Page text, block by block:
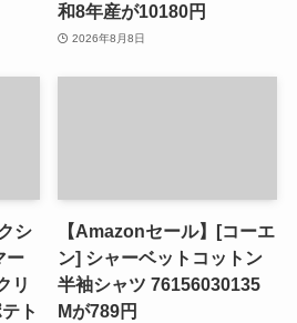
和8年産が10180円
2026年8月8日
シ
ー
リ
ト
【Amazonセール】[コーエ
ン] シャーベットコットン
半袖シャツ 76156030135
Mが789円